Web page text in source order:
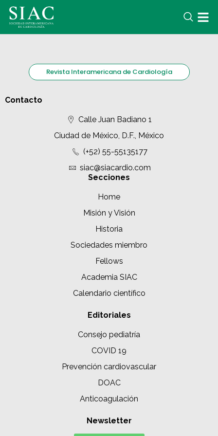
Revista Interamericana de Cardiología
Contacto
Calle Juan Badiano 1
Ciudad de México, D.F., México
(+52) 55-55135177
siac@siacardio.com
Secciones
Home
Misión y Visión
Historia
Sociedades miembro
Fellows
Academia SIAC
Calendario científico
Editoriales
Consejo pediatría
COVID 19
Prevención cardiovascular
DOAC
Anticoagulación
Newsletter